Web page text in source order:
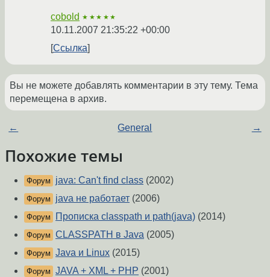
cobold ★★★★★
10.11.2007 21:35:22 +00:00
Ссылка
Вы не можете добавлять комментарии в эту тему. Тема
перемещена в архив.
← General →
Похожие темы
Форум java: Can't find class (2002)
Форум java не работает (2006)
Форум Прописка classpath и path(java) (2014)
Форум CLASSPATH в Java (2005)
Форум Java и Linux (2015)
Форум JAVA + XML + PHP (2001)